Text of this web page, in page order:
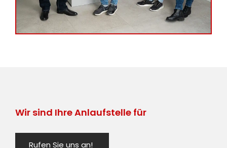
Wir sind Ihre Anlaufstelle für
Rufen Sie uns an!